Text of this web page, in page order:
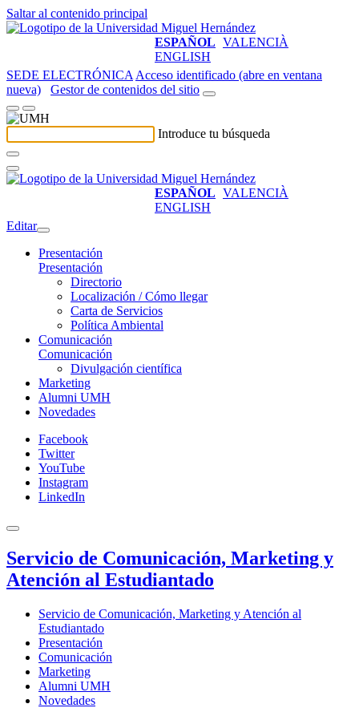
Saltar al contenido principal
ESPAÑOL VALENCIÀ
ENGLISH
SEDE ELECTRÓNICA Acceso identificado (abre en ventana
nueva)
Gestor de contenidos del sitio
Introduce tu búsqueda
ESPAÑOL VALENCIÀ
ENGLISH
Editar
Presentación
Presentación
Directorio
Localización / Cómo llegar
Carta de Servicios
Política Ambiental
Comunicación
Comunicación
Divulgación científica
Marketing
Alumni UMH
Novedades
Facebook
Twitter
YouTube
Instagram
LinkedIn
Servicio de Comunicación, Marketing y
Atención al Estudiantado
Servicio de Comunicación, Marketing y Atención al
Estudiantado
Presentación
Comunicación
Marketing
Alumni UMH
Novedades